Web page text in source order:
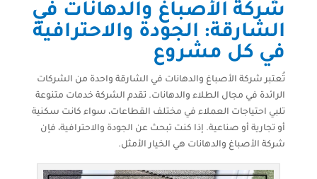
شركة الأصباغ والدهانات في
الشارقة: الجودة والاحترافية
في كل مشروع
تُعتبر شركة الأصباغ والدهانات في الشارقة واحدة من الشركات
الرائدة في مجال الطلاء والدهانات. تقدم الشركة خدمات متنوعة
تلبي احتياجات العملاء في مختلف القطاعات، سواء كانت سكنية
أو تجارية أو صناعية. إذا كنت تبحث عن الجودة والاحترافية، فإن
شركة الأصباغ والدهانات هي الخيار الأمثل.